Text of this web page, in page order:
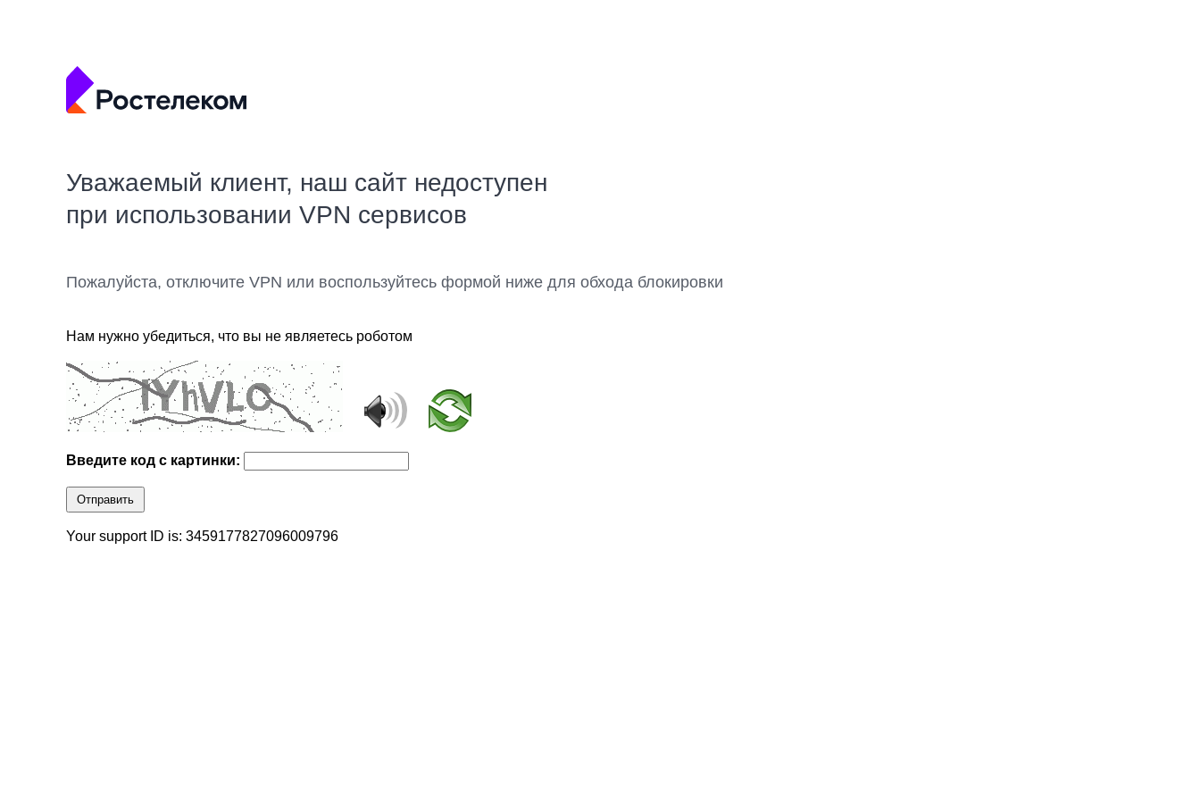
Уважаемый клиент, наш сайт недоступен
при использовании VPN сервисов
Пожалуйста, отключите VPN или воспользуйтесь формой ниже для обхода блокировки
Нам нужно убедиться, что вы не являетесь роботом
Введите код с картинки:
Отправить
Your support ID is: 3459177827096009796